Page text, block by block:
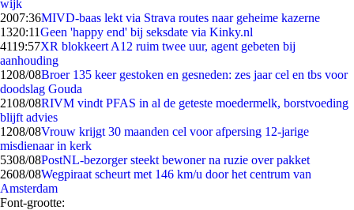
wijk
2007:36MIVD-baas lekt via Strava routes naar geheime kazerne
1320:11Geen 'happy end' bij seksdate via Kinky.nl
4119:57XR blokkeert A12 ruim twee uur, agent gebeten bij
aanhouding
1208/08Broer 135 keer gestoken en gesneden: zes jaar cel en tbs voor
doodslag Gouda
2108/08RIVM vindt PFAS in al de geteste moedermelk, borstvoeding
blijft advies
1208/08Vrouw krijgt 30 maanden cel voor afpersing 12-jarige
misdienaar in kerk
5308/08PostNL-bezorger steekt bewoner na ruzie over pakket
2608/08Wegpiraat scheurt met 146 km/u door het centrum van
Amsterdam
Font-grootte: